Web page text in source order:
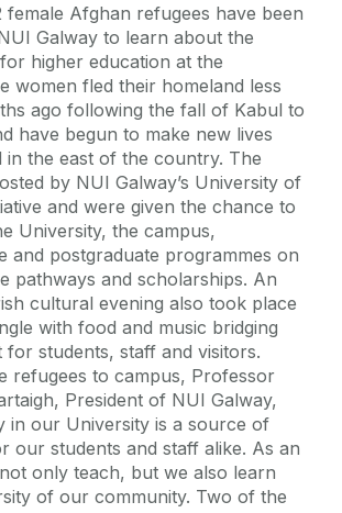
Afghan refugees have been
Galway to learn about the
higher education at the
women fled their homeland less
ago following the fall of Kabul to
have begun to make new lives
in the east of the country. The
by NUI Galway’s University of
and were given the chance to
University, the campus,
and postgraduate programmes on
pathways and scholarships. An
cultural evening also took place
with food and music bridging
for students, staff and visitors.
refugees to campus, Professor
President of NUI Galway,
in our University is a source of
our students and staff alike. As an
only teach, but we also learn
of our community. Two of the